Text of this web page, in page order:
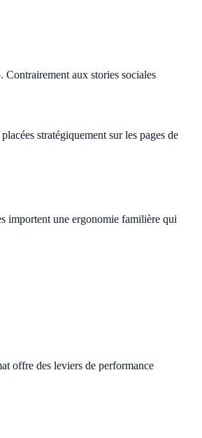
aux stories sociales
stratégiquement sur les pages de
importent une ergonomie familière qui
offre des leviers de performance